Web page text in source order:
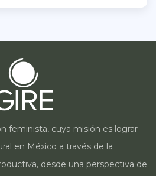
feminista, cuya misión es lograr
en México a través de la
desde una perspectiva de